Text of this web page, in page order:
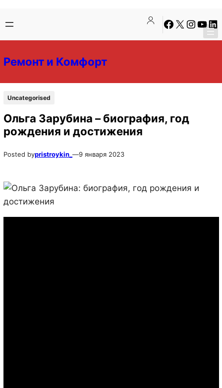
содержимому
содержимому
Facebook
X Instagram
Ремонт и Комфорт
Uncategorised
Ольга Зарубина – биография, год
рождения и достижения
Posted bypristroykin_ —9 января 2023